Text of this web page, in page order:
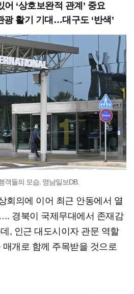
‘상호보완적 관계’ 중요
광 활기 기대…대구도 ‘반색’
객들의 모습. 영남일보DB.
회의에 이어 최근 안동에서 열
경북이 국제무대에서 존재감
, 인근 대도시이자 관문 역할
개로 함께 주목받을 것으로